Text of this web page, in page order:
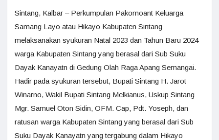
Sintang, Kalbar – Perkumpulan Pakomoant Keluarga
Samang Layo atau Hikayo Kabupaten Sintang
melaksanakan syukuran Natal 2023 dan Tahun Baru 2024
warga Kabupaten Sintang yang berasal dari Sub Suku
Dayak Kanayatn di Gedung Olah Raga Apang Semangai.
Hadir pada syukuran tersebut, Bupati Sintang H. Jarot
Winarno, Wakil Bupati Sintang Melkianus, Uskup Sintang
Mgr. Samuel Oton Sidin, OFM. Cap, Pdt. Yoseph, dan
ratusan warga Kabupaten Sintang yang berasal dari Sub
Suku Dayak Kanayatn yang tergabung dalam Hikayo